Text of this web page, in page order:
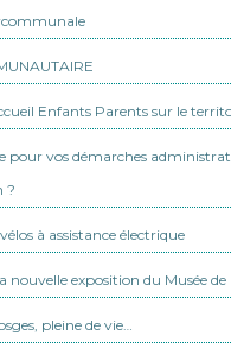
Enfants Parents sur le
pour vos démarches
?
à assistance électrique
nouvelle exposition du Musée
pleine de vie…